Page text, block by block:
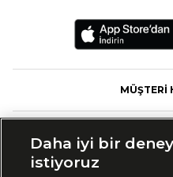
MÜŞTERİ
Daha iyi bir
istiyoruz